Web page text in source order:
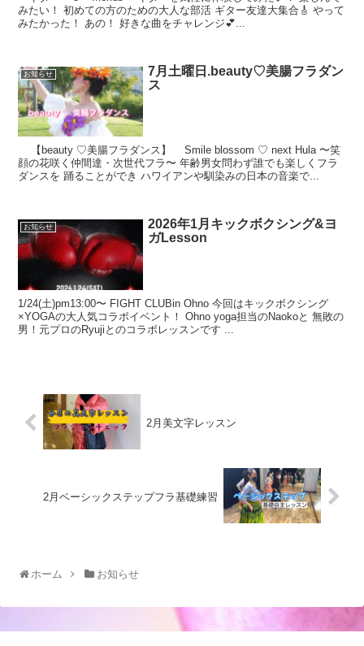
みたい！ 初めての方のための大人な部活 ギター友達大集合🎸 やって
みたかった！ あの！ 好きな曲をチャレンジ💕...
お知らせ
7月土曜日.beauty♡美腸フラダン
ス
【beauty ♡美腸フラダンス】 Smile blossom ♡ next Hula 〜笑
顔の花咲く仲間達・次世代フラ〜 年齢男女問わず誰でも楽しくフラ
ダンスを 踊ることができ ハワイアンや馴染みの日本の音楽で...
お知らせ
2026年1月キックボクシング&ヨ
ガLesson
1/24(土)pm13:00〜 FIGHT CLUBin Ohno 今回はキックボクシング
×YOGAの大人気コラボイベント！ Ohno yoga担当のNaokoと 無敗の
男！元プロのRyujiとのコラボレッスンです ...
2月美文字レッスン
2月ベーシックステップフラ基礎練習
ホーム お知らせ